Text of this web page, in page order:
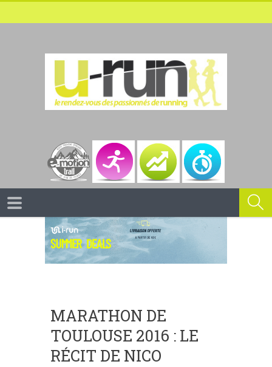
MARATHON DE
TOULOUSE 2016 : LE
RÉCIT DE NICO